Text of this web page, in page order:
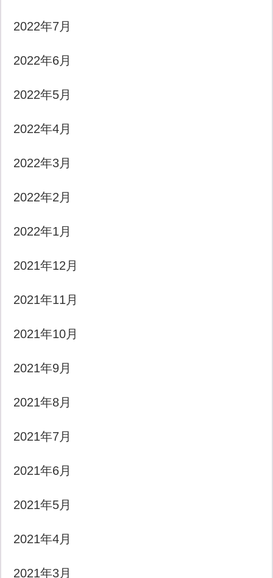
2022年7月
2022年6月
2022年5月
2022年4月
2022年3月
2022年2月
2022年1月
2021年12月
2021年11月
2021年10月
2021年9月
2021年8月
2021年7月
2021年6月
2021年5月
2021年4月
2021年3月